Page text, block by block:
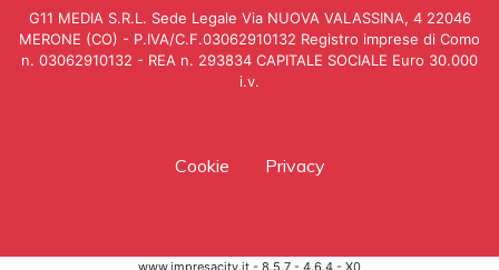
G11 MEDIA S.R.L. Sede Legale Via NUOVA VALASSINA, 4 22046
MERONE (CO) - P.IVA/C.F.03062910132 Registro imprese di Como
n. 03062910132 - REA n. 293834 CAPITALE SOCIALE Euro 30.000
i.v.
Cookie Privacy
www.impresacity.it - 8.5.7 - 4.6.4 - X0